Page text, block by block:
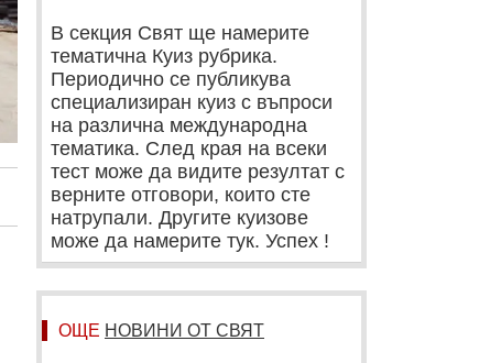
В секция Свят ще намерите
тематична Куиз рубрика.
Периодично се публикува
специализиран куиз с въпроси
на различна международна
тематика. След края на всеки
тест може да видите резултат с
верните отговори, които сте
натрупали. Другите куизове
може да намерите тук. Успех !
ОЩЕ НОВИНИ ОТ СВЯТ